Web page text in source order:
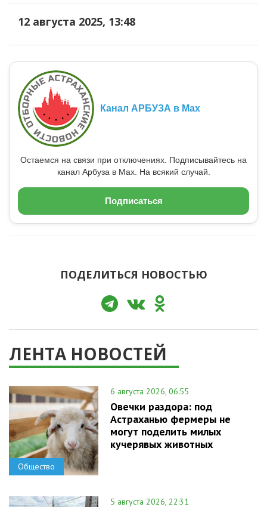
12 августа 2025, 13:48
Канал АРБУЗА в Max
Остаемся на связи при отключениях. Подписывайтесь на
канал Арбуза в Max. На всякий случай.
Подписаться
ПОДЕЛИТЬСЯ НОВОСТЬЮ
ЛЕНТА НОВОСТЕЙ
Общество
6 августа 2026, 06:55
Овечки раздора: под
Астраханью фермеры не
могут поделить милых
кучерявых животных
5 августа 2026, 22:31